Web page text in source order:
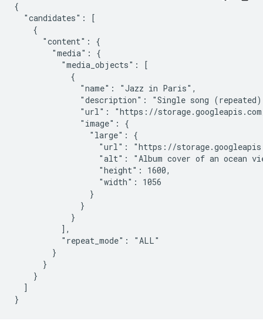
{
  "candidates": [
    {
      "content": {
        "media": {
          "media_objects": [
            {
              "name": "Jazz in Paris",
"description": "Single song
"url": "https://
              "image": {
                "large": {
"url": "https://
"alt": "Album cover of an ocean
                  "height": 1600,
                  "width": 1056
                }
              }
            }
          ],
          "repeat_mode": "ALL"
        }
      }
    }
  ]
}